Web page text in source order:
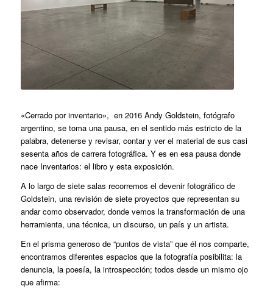
«Cerrado por inventario», en 2016 Andy Goldstein, fotógrafo
argentino, se toma una pausa, en el sentido más estricto de la
palabra, detenerse y revisar, contar y ver el material de sus casi
sesenta años de carrera fotográfica. Y es en esa pausa donde
nace Inventarios: el libro y esta exposición.
A lo largo de siete salas recorremos el devenir fotográfico de
Goldstein, una revisión de siete proyectos que representan su
andar como observador, donde vemos la transformación de una
herramienta, una técnica, un discurso, un país y un artista.
En el prisma generoso de “puntos de vista” que él nos comparte,
encontramos diferentes espacios que la fotografía posibilita: la
denuncia, la poesía, la introspección; todos desde un mismo ojo
que afirma: